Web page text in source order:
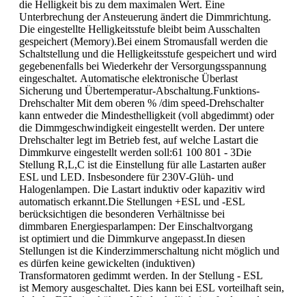
die Helligkeit bis zu dem maximalen Wert. Eine
Unterbrechung der Ansteuerung ändert die Dimmrichtung.
Die eingestellte Helligkeitsstufe bleibt beim Ausschalten
gespeichert (Memory).Bei einem Stromausfall werden die
Schaltstellung und die Helligkeitsstufe gespeichert und wird
gegebenenfalls bei Wiederkehr der Versorgungsspannung
eingeschaltet. Automatische elektronische Überlast
Sicherung und Übertemperatur-Abschaltung.Funktions-
Drehschalter Mit dem oberen % /dim speed-Drehschalter
kann entweder die Mindesthelligkeit (voll abgedimmt) oder
die Dimmgeschwindigkeit eingestellt werden. Der untere
Drehschalter legt im Betrieb fest, auf welche Lastart die
Dimmkurve eingestellt werden soll:61 100 801 - 3Die
Stellung R,L,C ist die Einstellung für alle Lastarten außer
ESL und LED. Insbesondere für 230V-Glüh- und
Halogenlampen. Die Lastart induktiv oder kapazitiv wird
automatisch erkannt.Die Stellungen +ESL und -ESL
berücksichtigen die besonderen Verhältnisse bei
dimmbaren Energiesparlampen: Der Einschaltvorgang
ist optimiert und die Dimmkurve angepasst.In diesen
Stellungen ist die Kinderzimmerschaltung nicht möglich und
es dürfen keine gewickelten (induktiven)
Transformatoren gedimmt werden. In der Stellung - ESL
ist Memory ausgeschaltet. Dies kann bei ESL vorteilhaft sein,